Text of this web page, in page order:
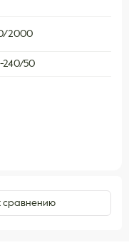
2000
240/50
сравнению